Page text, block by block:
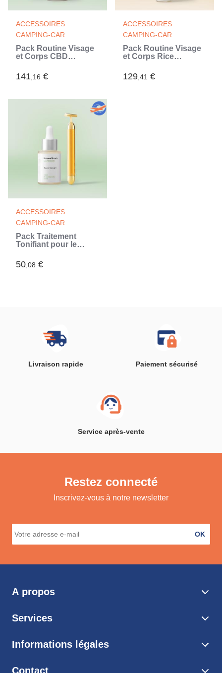
ACCESSOIRES
CAMPING-CAR
Pack Routine Visage
et Corps CBD
141,16 €
ACCESSOIRES
CAMPING-CAR
Pack Routine Visage
et Corps Rice
129,41 €
ACCESSOIRES
CAMPING-CAR
Pack Traitement
Tonifiant pour le
InnovaGoods
50,08 €
Livraison rapide Paiement sécurisé
Service après-vente
Restez connecté
Inscrivez-vous à notre newsletter
OK
A propos
Services
Informations légales
Contact